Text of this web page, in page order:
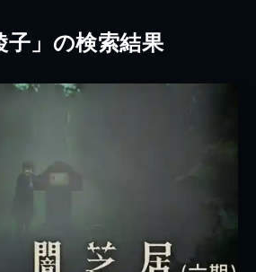
子」の検索結果